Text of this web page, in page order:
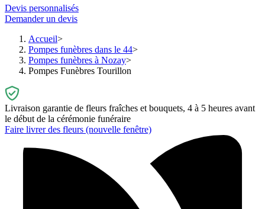
Devis personnalisés
Demander un devis
Accueil
Pompes funèbres dans le 44
Pompes funèbres à Nozay
Pompes Funèbres Tourillon
Livraison garantie de fleurs fraîches et bouquets, 4 à 5 heures avant
le début de la cérémonie funéraire
Faire livrer des fleurs (nouvelle fenêtre)